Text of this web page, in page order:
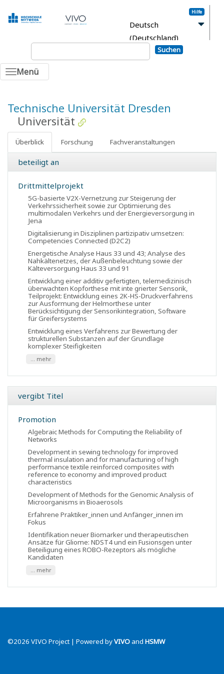
Hilfe
Deutsch
(Deutschland)
Suchen
Menü
Technische Universität Dresden
Universität
Überblick Forschung Fachveranstaltungen
beteiligt an
Drittmittelprojekt
5G-basierte V2X-Vernetzung zur Steigerung der
Verkehrssicherheit sowie zur Optimierung des
multimodalen Verkehrs und der Energieversorgung in
Jena
Digitalisierung in Disziplinen partizipativ umsetzen:
Competencies Connected (D2C2)
Energetische Analyse Haus 33 und 43; Analyse des
Nahkältenetzes, der Außenbeleuchtung sowie der
Kälteversorgung Haus 33 und 91
Entwicklung einer additiv gefertigten, telemedizinisch
überwachten Kopforthese mit inte grierter Sensorik,
Teilprojekt: Entwicklung eines 2K-HS-Druckverfahrens
zur Ausformung der Helmorthese unter
Berücksichtigung der Sensorikintegration, Software
für Greifersystems
Entwicklung eines Verfahrens zur Bewertung der
strukturellen Substanzen auf der Grundlage
komplexer Steifigkeiten
... mehr
vergibt Titel
Promotion
Algebraic Methods for Computing the Reliability of
Networks
Development in sewing technology for improved
thermal insulation and for manufacturing of high
performance textile reinforced composites with
reference to economy and improved product
characteristics
Development of Methods for the Genomic Analysis of
Microorganisms in Bioaerosols
Erfahrene Praktiker_innen und Anfänger_innen im
Fokus
Identifikation neuer Biomarker und therapeutischen
Ansätze für Gliome: NDST4 und ein Fusionsgen unter
Beteiligung eines ROBO-Rezeptors als mögliche
Kandidaten
... mehr
©2026 VIVO Project | Powered byVIVOand HSMW